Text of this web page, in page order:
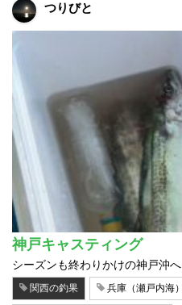
つりびと
神戸キャスティング
シーズンも終わりかけの神戸沖
関西の釣果 兵庫（瀬戸内海